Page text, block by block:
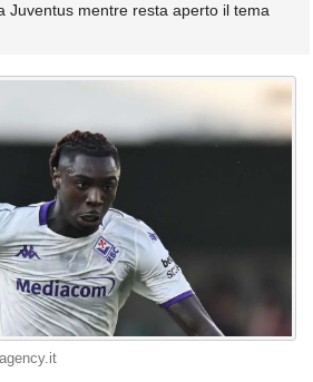
Juventus mentre resta aperto il tema